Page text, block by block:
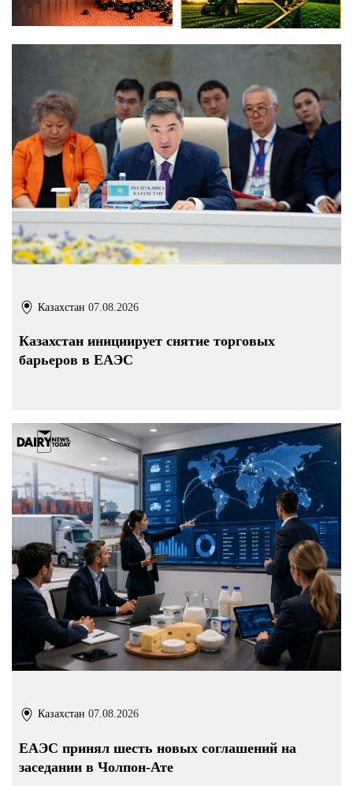
Казахстан 07.08.2026
Казахстан инициирует снятие торговых
барьеров в ЕАЭС
Казахстан 07.08.2026
ЕАЭС принял шесть новых соглашений на
заседании в Чолпон-Ате